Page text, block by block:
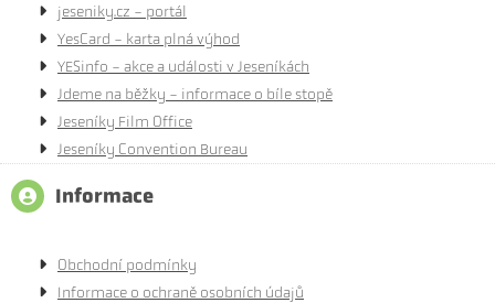
jeseniky.cz - portál
YesCard - karta plná výhod
YESinfo - akce a události v Jeseníkách
Jdeme na běžky - informace o bíle stopě
Jeseníky Film Office
Jeseníky Convention Bureau
Informace
Obchodní podmínky
Informace o ochraně osobních údajů